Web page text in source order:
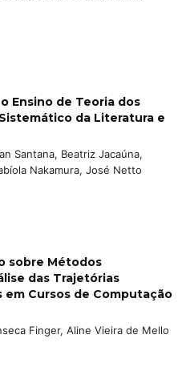
Ensino de Teoria dos
da Literatura e
Santana, Beatriz Jacaúna,
Nakamura, José Netto
sobre Métodos
das Trajetórias
em Cursos de Computação
Finger, Aline Vieira de Mello